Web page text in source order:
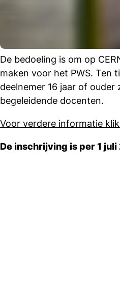
De bedoeling is om op
maken voor het PWS. Ten
deelnemer 16 jaar of ouder
begeleidende docenten.
Voor verdere informatie
De inschrijving is per 1